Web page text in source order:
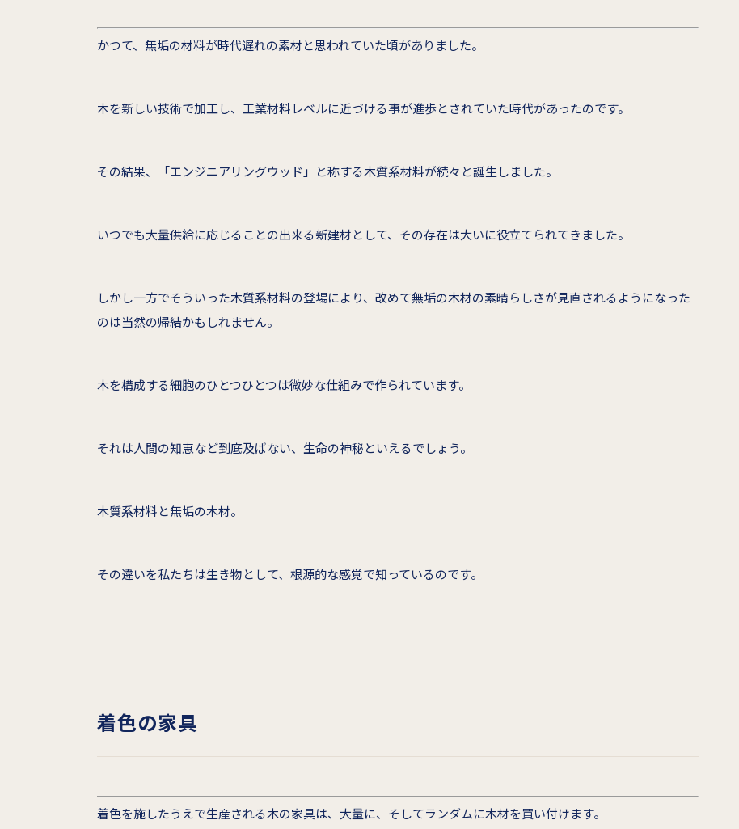
かつて、無垢の材料が時代遅れの素材と思われていた頃がありました。
木を新しい技術で加工し、工業材料レベルに近づける事が進歩とされていた時代があったのです。
その結果、「エンジニアリングウッド」と称する木質系材料が続々と誕生しました。
いつでも大量供給に応じることの出来る新建材として、その存在は大いに役立てられてきました。
しかし一方でそういった木質系材料の登場により、改めて無垢の木材の素晴らしさが見直されるようになった
のは当然の帰結かもしれません。
木を構成する細胞のひとつひとつは微妙な仕組みで作られています。
それは人間の知恵など到底及ばない、生命の神秘といえるでしょう。
木質系材料と無垢の木材。
その違いを私たちは生き物として、根源的な感覚で知っているのです。
着色の家具
着色を施したうえで生産される木の家具は、大量に、そしてランダムに木材を買い付けます。